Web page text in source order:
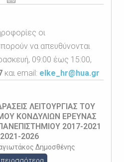
οι
να απευθύνονται
09:00 έως 15:00,
και email: elke_hr@hua.gr
ΛΕΙΤΟΥΡΓΙΑΣ ΤΟΥ
ΚΟΝΔΥΛΙΩΝ ΕΡΕΥΝΑΣ
2017-2021
2021-2026
Δημοσθένης